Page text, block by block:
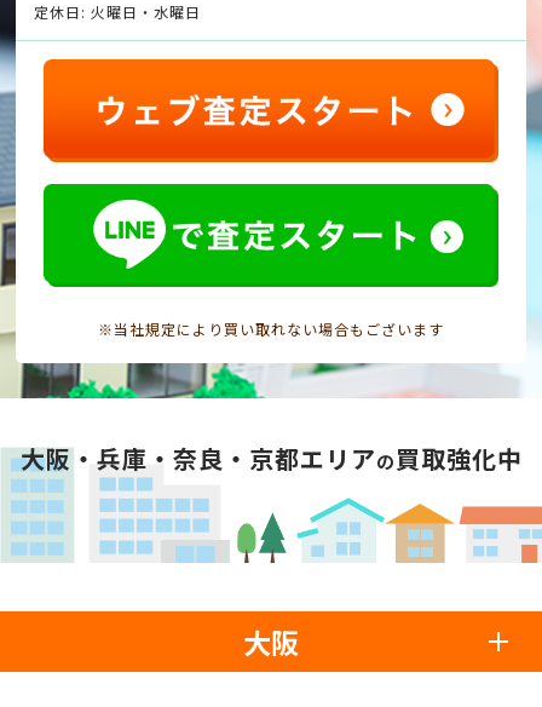
定休日: 火曜日・水曜日
※当社規定により買い取れない場合もございます
大阪・兵庫・奈良・京都エリアの買取強化中
大阪